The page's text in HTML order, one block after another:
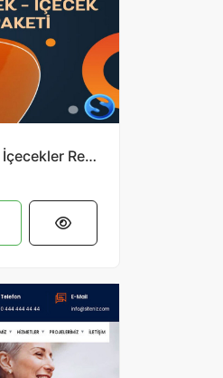
Captiva Serisi - Yiyecek ve İçecekler Resim Paketi 4